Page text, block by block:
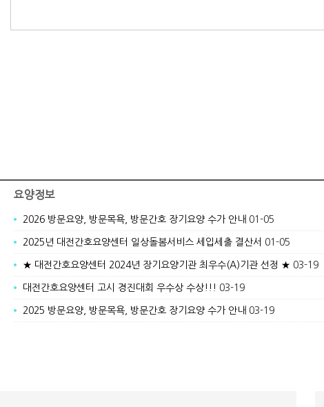
요양정보
2026 방문요양, 방문목욕, 방문간호 장기요양 수가 안내 01-05
2025년 대전간호요양센터 일상돌봄서비스 세입세출 결산서 01-05
★ 대전간호요양센터 2024년 장기요양기관 최우수(A)기관 선정 ★ 03-19
대전간호요양센터 고시 경진대회 우수상 수상!!! 03-19
2025 방문요양, 방문목욕, 방문간호 장기요양 수가 안내 03-19